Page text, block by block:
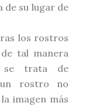
de su lugar de
los rostros
tal manera
se trata de
rostro no
imagen más